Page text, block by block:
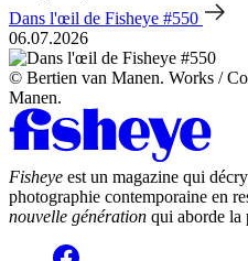
Dans l'œil de Fisheye #550
06.07.2026
© Bertien van Manen. Works /
Manen.
Fisheye est un magazine qui
photographie contemporaine en
nouvelle génération qui aborde la